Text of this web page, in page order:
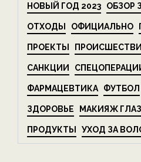
НОВЫЙ ГОД 2023 ОБЗОР
ОТХОДЫ ОФИЦИАЛЬНО
ПРОЕКТЫ
САНКЦИИ
ФАРМАЦЕВТИКА ФУТБОЛ
ЗДОРОВЬЕ МАКИЯЖ ГЛАЗ
ПРОДУКТЫ УХОД ЗА